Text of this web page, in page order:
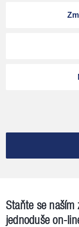
Staňte se naším
jednoduše on-